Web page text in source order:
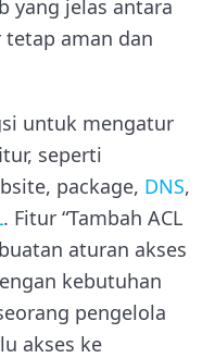
yang jelas antara
tetap aman dan
untuk mengatur
seperti
package, DNS,
. Fitur “Tambah ACL
aturan akses
kebutuhan
pengelola
akses ke